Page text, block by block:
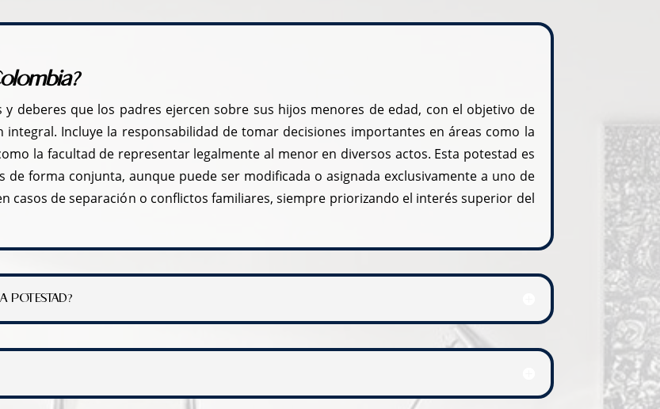
deberes que los padres ejercen sobre sus hijos menores de edad, con el objetivo de
Incluye la responsabilidad de tomar decisiones importantes en áreas como la
la facultad de representar legalmente al menor en diversos actos. Esta potestad es
forma conjunta, aunque puede ser modificada o asignada exclusivamente a uno de
casos de separación o conflictos familiares, siempre priorizando el interés superior del
POTESTAD?